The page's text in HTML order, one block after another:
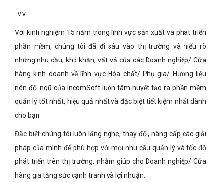
..v.v...
Với kinh nghiệm 15 năm trong lĩnh vực sản xuất và phát triển
phần mềm, chúng tôi đã đi sâu vào thị trường và hiểu rõ
những nhu cầu, khó khăn, vất vả của các Doanh nghiệp/ Cửa
hàng kinh doanh về lĩnh vực Hóa chất/ Phụ gia/ Hương liệu
nên đội ngũ của incomSoft luôn tâm huyết tạo ra phần mềm
quản lý tốt nhất, hiệu quả nhất và đặc biệt tiết kiệm nhất dành
cho bạn.
Đặc biệt chúng tôi luôn lắng nghe, thay đổi, nâng cấp các giải
pháp của mình để phù hợp với mọi nhu cầu quản lý và tốc độ
phát triển trên thị trường, nhằm giúp cho Doanh nghiệp/ Cửa
hàng gia tăng sức cạnh tranh và lợi nhuận.